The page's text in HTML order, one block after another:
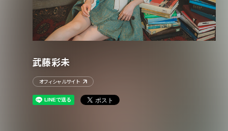
武藤彩未
オフィシャルサイト